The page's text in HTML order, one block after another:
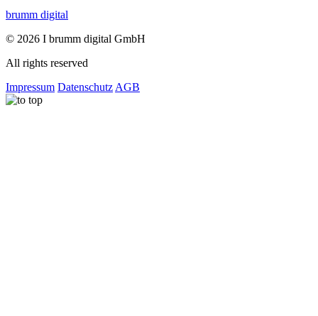
brumm digital
© 2026 I brumm digital GmbH
All rights reserved
Impressum Datenschutz AGB